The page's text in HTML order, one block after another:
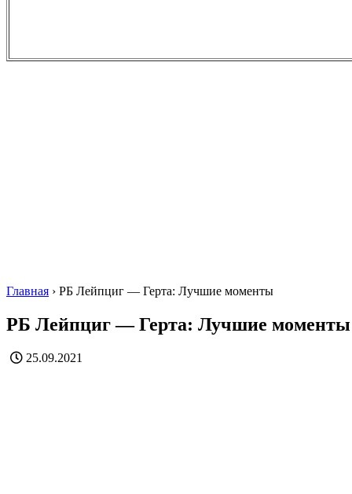
Главная › РБ Лейпциг — Герта: Лучшие моменты
РБ Лейпциг — Герта: Лучшие моменты
25.09.2021